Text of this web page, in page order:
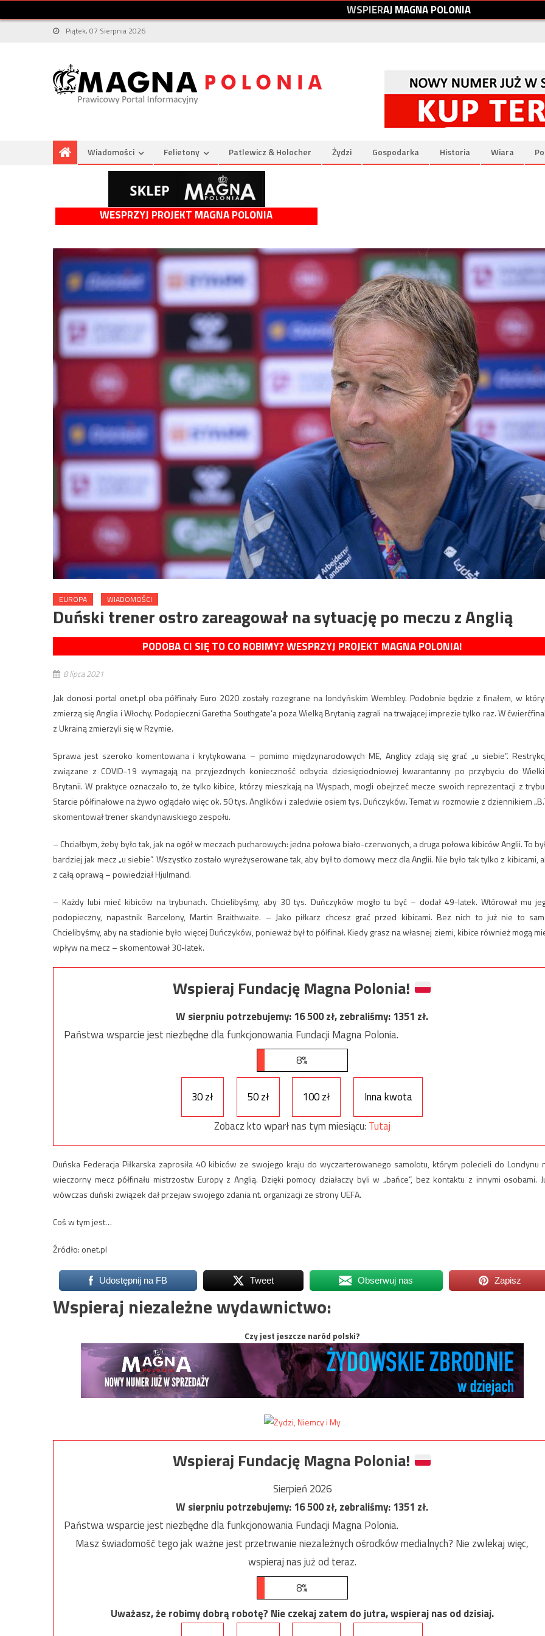
WSPIERAJMAGNAPOLONIA
Piątek, 07 Sierpnia 2026
Wiadomości Felietony Patlewicz & Holocher Żydzi Gospodarka Historia Wiara
WESPRZYJ PROJEKT MAGNA POLONIA
EUROPA WIADOMOŚCI
Duński trener ostro zareagował na sytuację po meczu z Anglią
PODOBA CI SIĘ TO CO ROBIMY? WESPRZYJ PROJEKT MAGNA POLONIA!
8 lipca 2021
Jak donosi portal onet.pl oba półfinały Euro 2020 zostały rozegrane na londyńskim Wembley. Podobnie będzie z finałem, w
zmierzą się Anglia i Włochy. Podopieczni Garetha Southgate’a poza Wielką Brytanią zagrali na trwającej imprezie tylko raz. W
z Ukrainą zmierzyli się w Rzymie.
Sprawa jest szeroko komentowana i krytykowana – pomimo międzynarodowych ME, Anglicy zdają się grać „u siebie”.
związane z COVID-19 wymagają na przyjezdnych konieczność odbycia dziesięciodniowej kwarantanny po przybyciu do
Brytanii. W praktyce oznaczało to, że tylko kibice, którzy mieszkają na Wyspach, mogli obejrzeć mecze swoich reprezentacji z
Starcie półfinałowe na żywo oglądało więc ok. 50 tys. Anglików i zaledwie osiem tys. Duńczyków. Temat w rozmowie z dziennikiem
skomentował trener skandynawskiego zespołu.
– Chciałbym, żeby było tak, jak na ogół w meczach pucharowych: jedna połowa biało-czerwonych, a druga połowa kibiców Anglii. To
bardziej jak mecz „u siebie”. Wszystko zostało wyreżyserowane tak, aby był to domowy mecz dla Anglii. Nie było tak tylko z kibicami,
z całą oprawą – powiedział Hjulmand.
– Każdy lubi mieć kibiców na trybunach. Chcielibyśmy, aby 30 tys. Duńczyków mogło tu być – dodał 49-latek. Wtórował mu
podopieczny, napastnik Barcelony, Martin Braithwaite. – Jako piłkarz chcesz grać przed kibicami. Bez nich to już nie to
Chcielibyśmy, aby na stadionie było więcej Duńczyków, ponieważ był to półfinał. Kiedy grasz na własnej ziemi, kibice również mogą
wpływ na mecz – skomentował 30-latek.
Wspieraj Fundację Magna Polonia!
W sierpniu potrzebujemy:16 500zł, zebraliśmy:1351 zł.
Państwa wsparcie jest niezbędne dla funkcjonowania Fundacji Magna Polonia.
8%
30 zł 50 zł 100 zł
Inna kwota
Zobacz kto wparł nas tym miesiącu: Tutaj
Duńska Federacja Piłkarska zaprosiła 40 kibiców ze swojego kraju do wyczarterowanego samolotu, którym polecieli do Londynu
wieczorny mecz półfinału mistrzostw Europy z Anglią. Dzięki pomocy działaczy byli w „bańce”, bez kontaktu z innymi osobami.
wówczas duński związek dał przejaw swojego zdania nt. organizacji ze strony UEFA.
Coś w tym jest…
Źródło: onet.pl
Udostępnij na FB Tweet Obserwuj nas Zapisz
Wspieraj niezależne wydawnictwo:
Czy jest jeszcze naród polski?
Wspieraj Fundację Magna Polonia!
Sierpień 2026
W sierpniu potrzebujemy:16 500zł, zebraliśmy:1351 zł.
Państwa wsparcie jest niezbędne dla funkcjonowania Fundacji Magna Polonia.
Masz świadomość tego jak ważne jest przetrwanie niezależnych ośrodków medialnych? Nie zwlekaj więc,
wspieraj nas już od teraz.
8%
Uważasz, że robimy dobrą robotę? Nie czekaj zatem do jutra, wspieraj nas od dzisiaj.